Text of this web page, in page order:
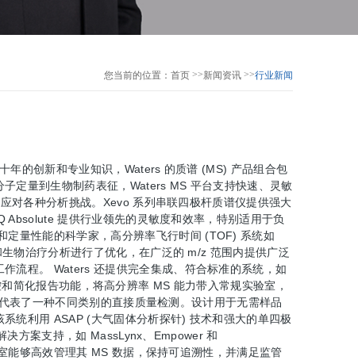
您当前的位置： 首页 >>新闻资讯 >>行业新闻
年的创新和专业知识，Waters 的质谱 (MS) 产品组合包
定量到生物制药表征，Waters MS 平台支持快速、灵敏
对各种分析挑战。Xevo 系列串联四极杆质谱仪提供强大
提供行业领先的灵敏度和效率，特别适用于负
定量性能的科学家，高分辨率飞行时间 (TOF) 系统如
物治疗分析进行了优化，在广泛的 m/z 范围内提供广泛
流程。 Waters 还提供完全集成、符合标准的系统，如
简化报告功能，将高分辨率 MS 能力带入常规实验室，
表了一种不同类别的直接质量检测。设计用于无需样品
统利用 ASAP (大气固体分析探针) 技术和强大的单四极
决方案支持，如 MassLynx、Empower 和
够高效管理其 MS 数据，保持可追溯性，并满足监管